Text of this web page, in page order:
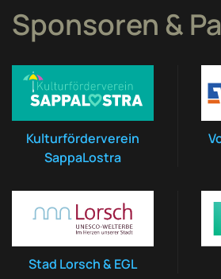
Sponsoren &
Kulturförderverein
SappaLostra
Stad Lorsch & EGL